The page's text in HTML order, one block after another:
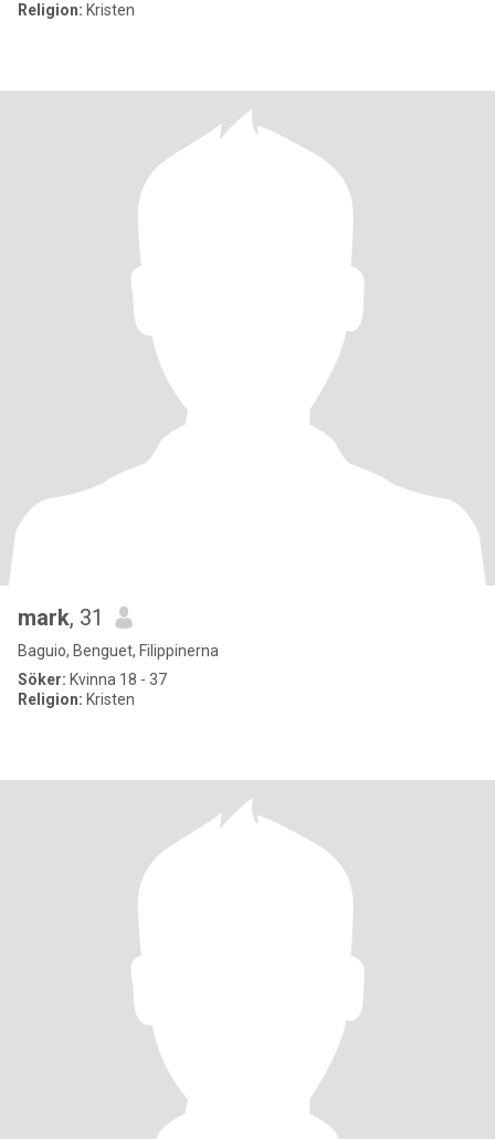
Religion: Kristen
mark, 31
Baguio, Benguet, Filippinerna
Söker: Kvinna 18 - 37
Religion: Kristen